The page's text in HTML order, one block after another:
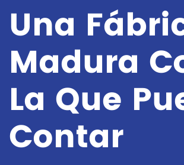
Una
Madura
La Que
Contar